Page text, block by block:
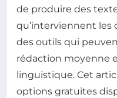
de produire des
qu’interviennent les
des outils qui
rédaction moyenne
linguistique. Cet
options gratuites